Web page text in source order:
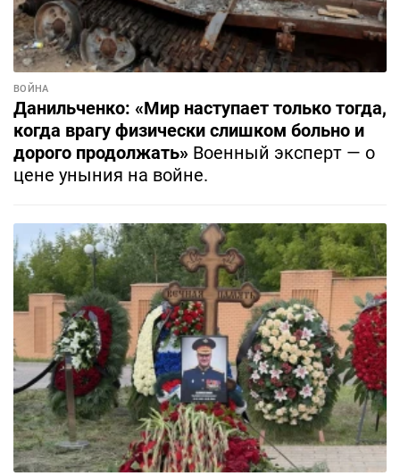
ВОЙНА
Данильченко: «Мир наступает только тогда,
когда врагу физически слишком больно и
дорого продолжать» Военный эксперт — о
цене уныния на войне.